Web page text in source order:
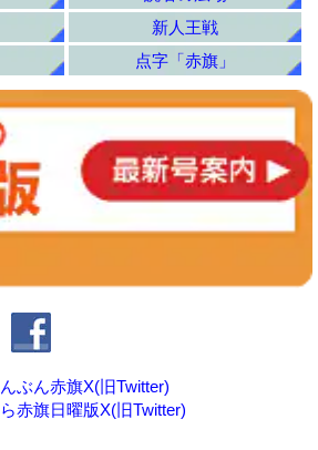
新人王戦
点字「赤旗」
ぶん赤旗X(旧Twitter)
赤旗日曜版X(旧Twitter)